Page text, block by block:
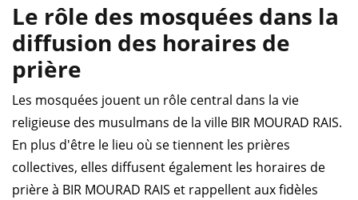
Le rôle des mosquées dans la
diffusion des horaires de
prière
Les mosquées jouent un rôle central dans la vie
religieuse des musulmans de la ville BIR MOURAD RAIS.
En plus d'être le lieu où se tiennent les prières
collectives, elles diffusent également les horaires de
prière à BIR MOURAD RAIS et rappellent aux fidèles